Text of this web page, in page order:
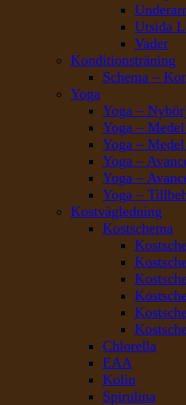
Utsida
Vader
Konditionsträning
Schema –
Yoga
Yoga –
Yoga –
Yoga –
Yoga –
Yoga –
Yoga –
Kostvägledning
Kostschema
Chlorella
EAA
Kolin
Spirulina